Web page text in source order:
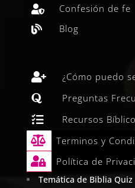
 Confesión de fe
 Blog
 ¿Cómo puedo
 Preguntas
 Recursos
 Terminos y
 Política de
Temática de Biblia Quiz